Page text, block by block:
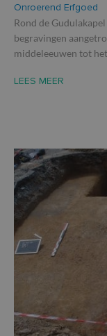
Onroerend Erfgoed
Rond de
begravingen
middeleeuwen tot
LEES MEER